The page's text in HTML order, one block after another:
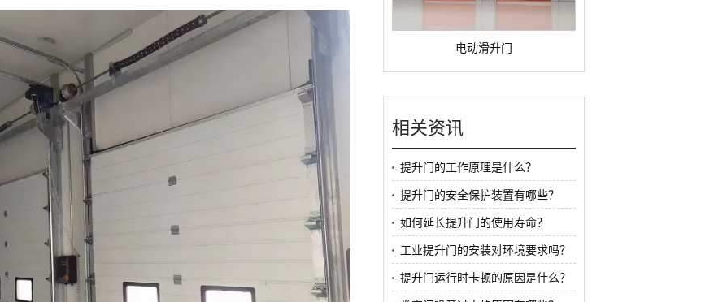
电动滑升门
相关资讯
提升门的工作原理是什么？
提升门的安全保护装置有哪些？
如何延长提升门的使用寿命？
工业提升门的安装对环境要求吗？
提升门运行时卡顿的原因是什么？